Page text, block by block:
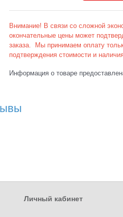
Внимание! В связи со сложной
окончательные цены может
заказа. Мы принимаем оплату
подтверждения стоимости и
Информация о товаре
Личный кабинет